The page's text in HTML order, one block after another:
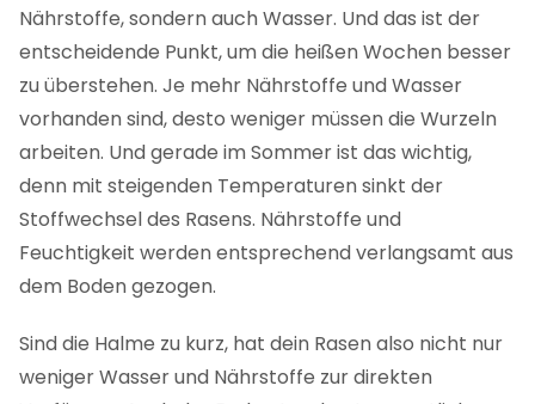
Nährstoffe, sondern auch Wasser. Und das ist der
entscheidende Punkt, um die heißen Wochen besser
zu überstehen. Je mehr Nährstoffe und Wasser
vorhanden sind, desto weniger müssen die Wurzeln
arbeiten. Und gerade im Sommer ist das wichtig,
denn mit steigenden Temperaturen sinkt der
Stoffwechsel des Rasens. Nährstoffe und
Feuchtigkeit werden entsprechend verlangsamt aus
dem Boden gezogen.
Sind die Halme zu kurz, hat dein Rasen also nicht nur
weniger Wasser und Nährstoffe zur direkten